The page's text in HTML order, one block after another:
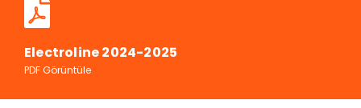
Electroline 2024-2025
PDF Görüntüle